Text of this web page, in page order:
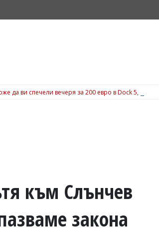
да ви спечели вечеря за 200 евро в Dock 5, вижте
към Слънчев
закона